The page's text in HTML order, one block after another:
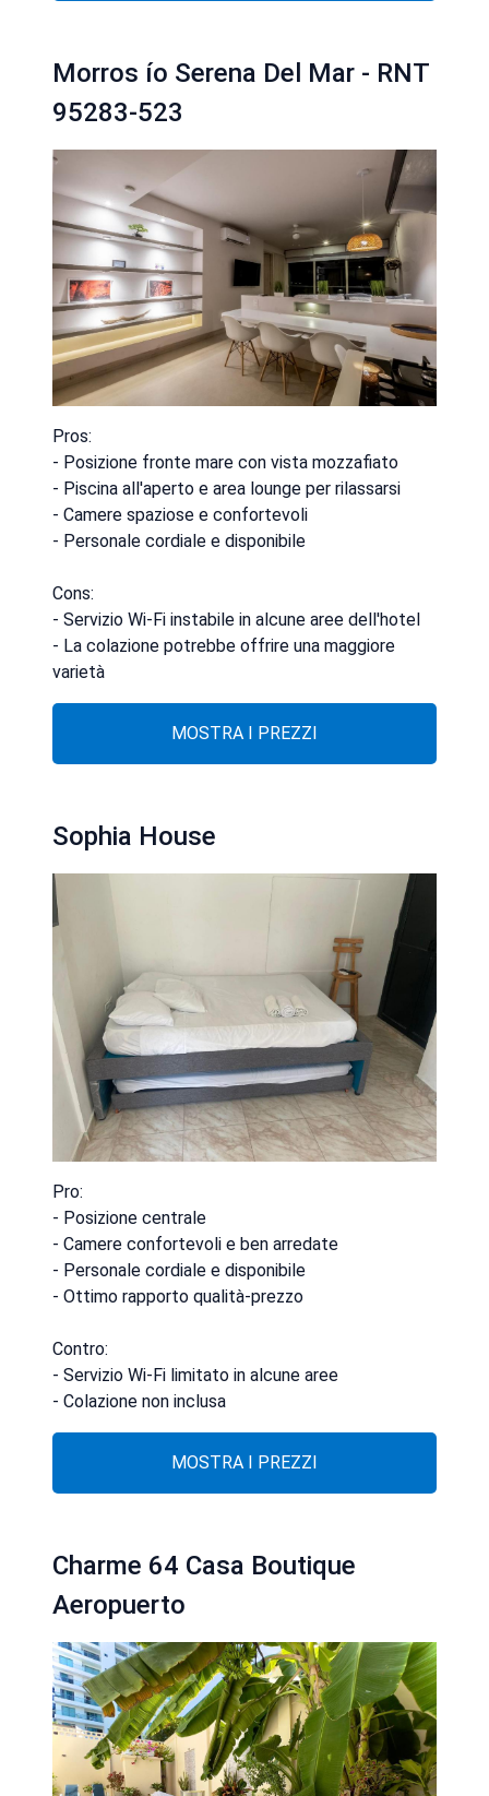
Morros ío Serena Del Mar - RNT
95283-523
Pros:
- Posizione fronte mare con vista mozzafiato
- Piscina all'aperto e area lounge per rilassarsi
- Camere spaziose e confortevoli
- Personale cordiale e disponibile
Cons:
- Servizio Wi-Fi instabile in alcune aree dell'hotel
- La colazione potrebbe offrire una maggiore
varietà
MOSTRA I PREZZI
Sophia House
Pro:
- Posizione centrale
- Camere confortevoli e ben arredate
- Personale cordiale e disponibile
- Ottimo rapporto qualità-prezzo
Contro:
- Servizio Wi-Fi limitato in alcune aree
- Colazione non inclusa
MOSTRA I PREZZI
Charme 64 Casa Boutique
Aeropuerto